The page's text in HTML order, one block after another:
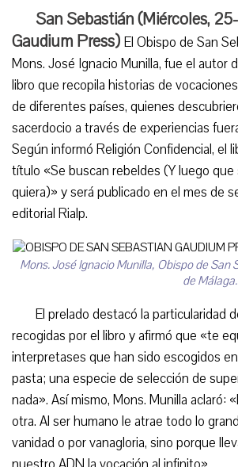
San Sebastián (Miércoles,
Gaudium Press) El Obispo de San
Mons. José Ignacio Munilla, fue el autor
libro que recopila historias de
de diferentes países, quienes
sacerdocio a través de experiencias
Según informó Religión Confidencial, el
título «Se buscan rebeldes (Y luego que
quiera)» y será publicado en el mes de
editorial Rialp.
Mons. José Ignacio Munilla, Obispo de San
de Málaga.
El prelado destacó la particularidad
recogidas por el libro y afirmó que «te
interpretases que han sido escogidos
pasta; una especie de selección de
nada». Así mismo, Mons. Munilla aclaró:
otra. Al ser humano le atrae todo lo
vanidad o por vanagloria, sino porque